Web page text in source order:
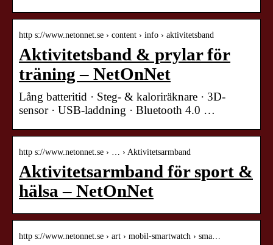
http s://www.netonnet.se › content › info › aktivitetsband
Aktivitetsband & prylar för
träning – NetOnNet
Lång batteritid · Steg- & kaloriräknare · 3D-
sensor · USB-laddning · Bluetooth 4.0 …
http s://www.netonnet.se › … › Aktivitetsarmband
Aktivitetsarmband för sport &
hälsa – NetOnNet
http s://www.netonnet.se › art › mobil-smartwatch › sma…